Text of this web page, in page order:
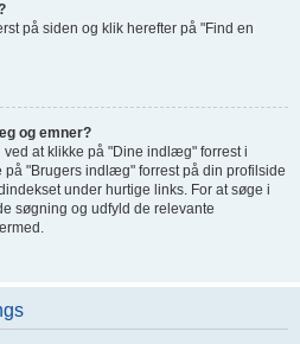
på siden og klik herefter på "Find en
og emner?
at klikke på "Dine indlæg" forrest i
på "Brugers indlæg" forrest på din profilside
under hurtige links. For at søge i
søgning og udfyld de relevante